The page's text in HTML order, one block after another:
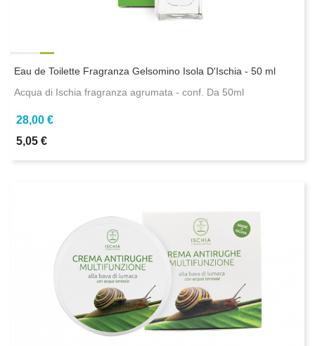
Eau de Toilette Fragranza Gelsomino Isola D'Ischia - 50 ml
Acqua di Ischia fragranza agrumata - conf. Da 50ml
28,00 €
5,05 €